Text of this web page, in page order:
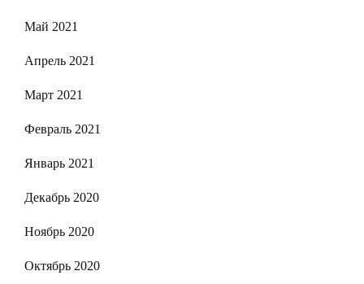
Май 2021
Апрель 2021
Март 2021
Февраль 2021
Январь 2021
Декабрь 2020
Ноябрь 2020
Октябрь 2020